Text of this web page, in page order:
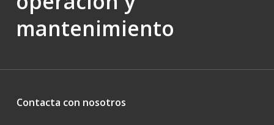
mantenimiento
Contacta con nosotros